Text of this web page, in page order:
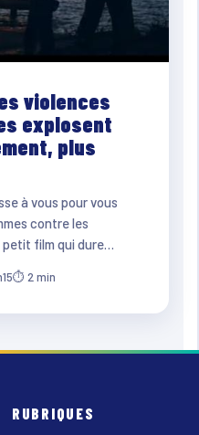
violences
explosent
plus
à vous pour vous
contre les
film qui dure…
⏱ 2 min
RUBRIQUES